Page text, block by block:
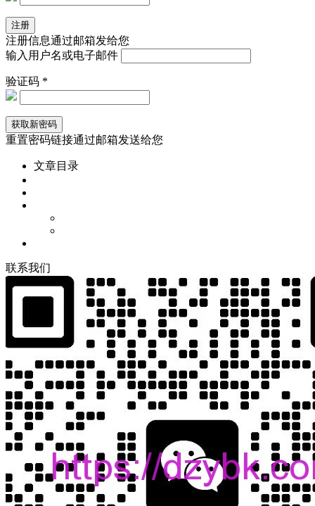
注册信息通过邮箱发给您
输入用户名或电子邮件
验证码 *
重置密码链接通过邮箱发送给您
文章目录
联系我们